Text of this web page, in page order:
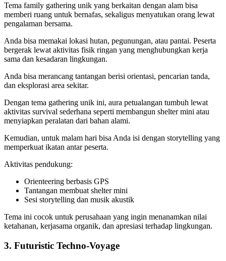
Tema family gathering unik yang berkaitan dengan alam bisa
memberi ruang untuk bernafas, sekaligus menyatukan orang lewat
pengalaman bersama.
Anda bisa memakai lokasi hutan, pegunungan, atau pantai. Peserta
bergerak lewat aktivitas fisik ringan yang menghubungkan kerja
sama dan kesadaran lingkungan.
Anda bisa merancang tantangan berisi orientasi, pencarian tanda,
dan eksplorasi area sekitar.
Dengan tema gathering unik ini, au­ra petualangan tumbuh lewat
aktivitas survival sederhana seperti membangun shelter mini atau
menyiapkan peralatan dari bahan alami.
Kemudian, untuk malam hari bisa Anda isi dengan storytelling yang
memperkuat ikatan antar peserta.
Aktivitas pendukung:
Orienteering berbasis GPS
Tantangan membuat shelter mini
Sesi storytelling dan musik akustik
Tema ini cocok untuk perusahaan yang ingin menanamkan nilai
ketahanan, kerjasama organik, dan apresiasi terhadap lingkungan.
3. Futuristic Techno-Voyage